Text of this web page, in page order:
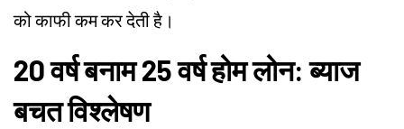
को काफी कम कर देती है।
20 वर्ष बनाम 25 वर्ष होम लोन: ब्याज
बचत विश्लेषण